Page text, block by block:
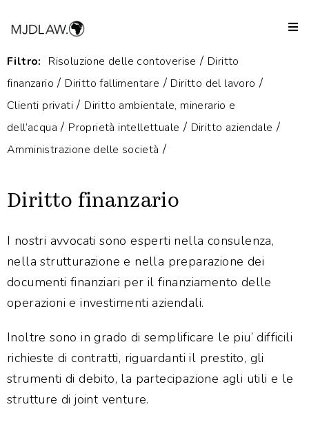
Indietro
Filtro: Risoluzione delle contoverise / Diritto
finanzario / Diritto fallimentare / Diritto del lavoro /
Clienti privati/ Diritto ambientale, minerario e
dell’acqua / Proprietà intellettuale / Diritto aziendale /
Amministrazione delle società /
Diritto finanzario
I nostri avvocati sono esperti nella consulenza,
nella strutturazione e nella preparazione dei
documenti finanziari per il finanziamento delle
operazioni e investimenti aziendali.
Inoltre sono in grado di semplificare le piu’ difficili
richieste di contratti, riguardanti il prestito, gli
strumenti di debito, la partecipazione agli utili e le
strutture di joint venture.